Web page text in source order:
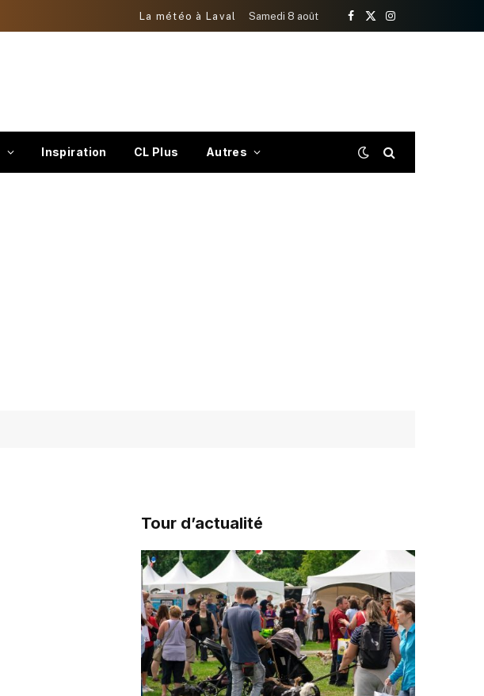
La météo à Laval Samedi 8 août
Facebook
X
Instagram
Inspiration CL Plus Autres
Tour d’actualité